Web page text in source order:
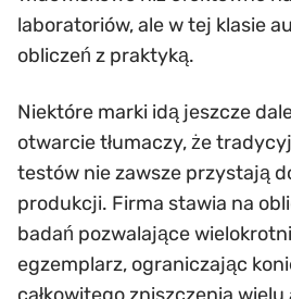
laboratoriów, ale w tej klasie
obliczeń z praktyką.
Niektóre marki idą jeszcze
otwarcie tłumaczy, że
testów nie zawsze przystają
produkcji. Firma stawia na
badań pozwalające
egzemplarz, ograniczając